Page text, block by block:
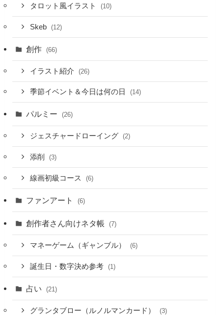
タロット風イラスト (10)
Skeb (12)
創作 (66)
イラスト紹介 (26)
季節イベント＆今日は何の日 (14)
パルミー (26)
ジェスチャードローイング (2)
添削 (3)
線画初級コース (6)
ファンアート (6)
創作者さん向けネタ帳 (7)
マネーゲーム（ギャンブル） (6)
誕生日・数字決め参考 (1)
占い (21)
グランタブロー（ルノルマンカード） (3)